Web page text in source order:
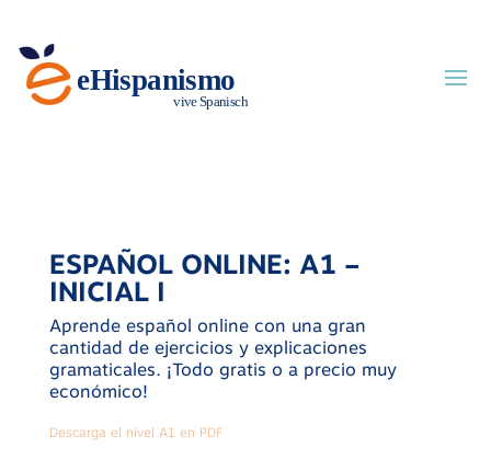
ESPAÑOL ONLINE: A1 –
INICIAL I
Aprende español online con una gran
cantidad de ejercicios y explicaciones
gramaticales. ¡Todo gratis o a precio muy
económico!
Descarga el nivel A1 en PDF